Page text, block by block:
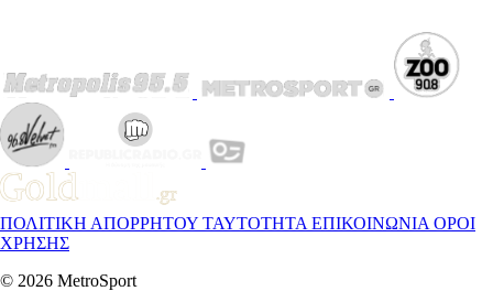
ΠΟΛΙΤΙΚΗ ΑΠΟΡΡΗΤΟΥ ΤΑΥΤΟΤΗΤΑ ΕΠΙΚΟΙΝΩΝΙΑ ΟΡΟΙ
ΧΡΗΣΗΣ
© 2026 MetroSport